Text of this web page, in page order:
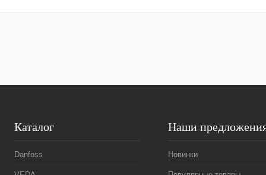
Запросить цену
Каталог
Danfoss
Наши
Новинки